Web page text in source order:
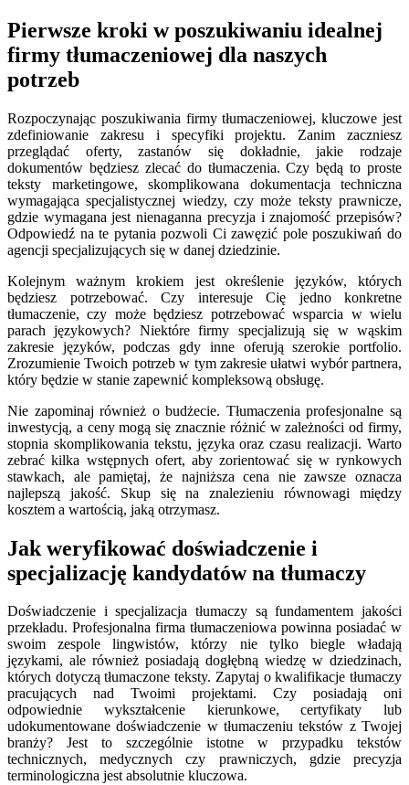
Pierwsze kroki w poszukiwaniu idealnej
firmy tłumaczeniowej dla naszych
potrzeb
Rozpoczynając poszukiwania firmy tłumaczeniowej, kluczowe jest
zdefiniowanie zakresu i specyfiki projektu. Zanim zaczniesz
przeglądać oferty, zastanów się dokładnie, jakie rodzaje
dokumentów będziesz zlecać do tłumaczenia. Czy będą to proste
teksty marketingowe, skomplikowana dokumentacja techniczna
wymagająca specjalistycznej wiedzy, czy może teksty prawnicze,
gdzie wymagana jest nienaganna precyzja i znajomość przepisów?
Odpowiedź na te pytania pozwoli Ci zawęzić pole poszukiwań do
agencji specjalizujących się w danej dziedzinie.
Kolejnym ważnym krokiem jest określenie języków, których
będziesz potrzebować. Czy interesuje Cię jedno konkretne
tłumaczenie, czy może będziesz potrzebować wsparcia w wielu
parach językowych? Niektóre firmy specjalizują się w wąskim
zakresie języków, podczas gdy inne oferują szerokie portfolio.
Zrozumienie Twoich potrzeb w tym zakresie ułatwi wybór partnera,
który będzie w stanie zapewnić kompleksową obsługę.
Nie zapominaj również o budżecie. Tłumaczenia profesjonalne są
inwestycją, a ceny mogą się znacznie różnić w zależności od firmy,
stopnia skomplikowania tekstu, języka oraz czasu realizacji. Warto
zebrać kilka wstępnych ofert, aby zorientować się w rynkowych
stawkach, ale pamiętaj, że najniższa cena nie zawsze oznacza
najlepszą jakość. Skup się na znalezieniu równowagi między
kosztem a wartością, jaką otrzymasz.
Jak weryfikować doświadczenie i
specjalizację kandydatów na tłumaczy
Doświadczenie i specjalizacja tłumaczy są fundamentem jakości
przekładu. Profesjonalna firma tłumaczeniowa powinna posiadać w
swoim zespole lingwistów, którzy nie tylko biegle władają
językami, ale również posiadają dogłębną wiedzę w dziedzinach,
których dotyczą tłumaczone teksty. Zapytaj o kwalifikacje tłumaczy
pracujących nad Twoimi projektami. Czy posiadają oni
odpowiednie wykształcenie kierunkowe, certyfikaty lub
udokumentowane doświadczenie w tłumaczeniu tekstów z Twojej
branży? Jest to szczególnie istotne w przypadku tekstów
technicznych, medycznych czy prawniczych, gdzie precyzja
terminologiczna jest absolutnie kluczowa.